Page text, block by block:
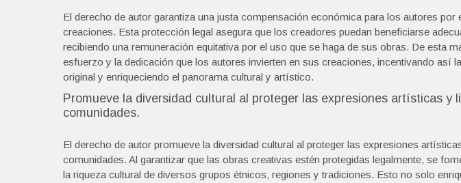
El derecho de autor garantiza una justa compensación económica para los autores por
creaciones. Esta protección legal asegura que los creadores puedan beneficiarse
recibiendo una remuneración equitativa por el uso que se haga de sus obras. De esta
esfuerzo y la dedicación que los autores invierten en sus creaciones, incentivando así
original y enriqueciendo el panorama cultural y artístico.
Promueve la diversidad cultural al proteger las expresiones artísticas y
comunidades.
El derecho de autor promueve la diversidad cultural al proteger las expresiones
comunidades. Al garantizar que las obras creativas estén protegidas legalmente, se
la riqueza cultural de diversos grupos étnicos, regiones y tradiciones. Esto no solo